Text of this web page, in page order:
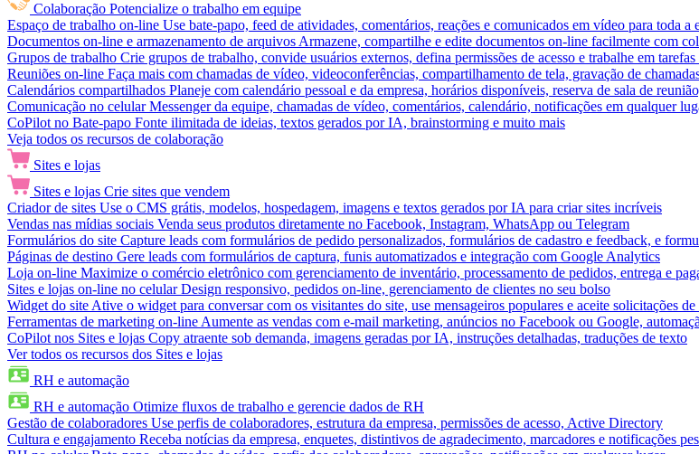
Colaboração Potencialize o trabalho em equipe
Espaço de trabalho on-line Use bate-papo, feed de atividades, comentários, reações e comunicados em vídeo para toda a
Documentos on-line e armazenamento de arquivos Armazene, compartilhe e edite documentos on-line facilmente com
Grupos de trabalho Crie grupos de trabalho, convide usuários externos, defina permissões de acesso e trabalhe em
Reuniões on-line Faça mais com chamadas de vídeo, videoconferências, compartilhamento de tela, gravação de
Calendários compartilhados Planeje com calendário pessoal e da empresa, horários disponíveis, reserva de sala de
Comunicação no celular Messenger da equipe, chamadas de vídeo, comentários, calendário, notificações em qualquer
CoPilot no Bate-papo Fonte ilimitada de ideias, textos gerados por IA, brainstorming e muito mais
Veja todos os recursos de colaboração
Sites e lojas
Sites e lojas Crie sites que vendem
Criador de sites Use o CMS grátis, modelos, hospedagem, imagens e textos gerados por IA para criar sites incríveis
Vendas nas mídias sociais Venda seus produtos diretamente no Facebook, Instagram, WhatsApp ou Telegram
Formulários do site Capture leads com formulários de pedido personalizados, formulários de cadastro e feedback, e
Páginas de destino Gere leads com formulários de captura, funis automatizados e integração com Google Analytics
Loja on-line Maximize o comércio eletrônico com gerenciamento de inventário, processamento de pedidos, entrega e
Sites e lojas on-line no celular Design responsivo, pedidos on-line, gerenciamento de clientes no seu bolso
Widget do site Ative o widget para conversar com os visitantes do site, use mensageiros populares e aceite solicitações
Ferramentas de marketing on-line Aumente as vendas com e-mail marketing, anúncios no Facebook ou Google,
CoPilot nos Sites e lojas Copy atraente sob demanda, imagens geradas por IA, instruções detalhadas, traduções de texto
Ver todos os recursos dos Sites e lojas
RH e automação
RH e automação Otimize fluxos de trabalho e gerencie dados de RH
Gestão de colaboradores Use perfis de colaboradores, estrutura da empresa, permissões de acesso, Active Directory
Cultura e engajamento Receba notícias da empresa, enquetes, distintivos de agradecimento, marcadores e notificações